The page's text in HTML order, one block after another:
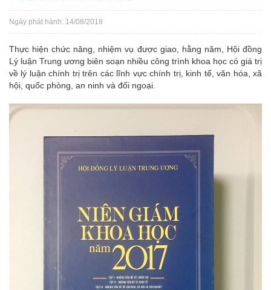
Ngày phát hành: 14/08/2018
Thực hiện chức năng, nhiệm vụ được giao, hằng năm, Hội đồng
Lý luận Trung ương biên soạn nhiều công trình khoa học có giá trị
về lý luận chính trị trên các lĩnh vực chính trị, kinh tế, văn hóa, xã
hội, quốc phòng, an ninh và đối ngoại.